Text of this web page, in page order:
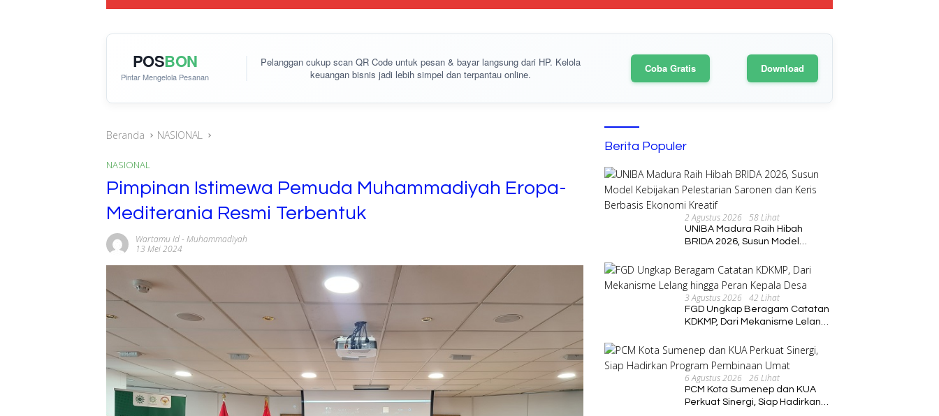
POSBON
Pintar Mengelola Pesanan
Pelanggan cukupscan QR Code untuk pesan & bayar langsung dari HP. Kelola
keuangan bisnis jadi lebih simpel dan terpantau online.
Coba Gratis Download
Beranda NASIONAL
NASIONAL
Pimpinan Istimewa Pemuda Muhammadiyah Eropa-
Mediterania Resmi Terbentuk
Wartamu Id- Muhammadiyah
13 Mei 2024
Berita Populer
2 Agustus 2026 58 Lihat
UNIBA Madura Raih Hibah
BRIDA 2026, Susun Model
dan Keris Berbasis Ekonomi
Kreatif
3 Agustus 2026 42 Lihat
FGD Ungkap Beragam Catatan
KDKMP, Dari Mekanisme Lelang
6 Agustus 2026 26 Lihat
PCM Kota Sumenep dan KUA
Perkuat Sinergi, Siap Hadirkan